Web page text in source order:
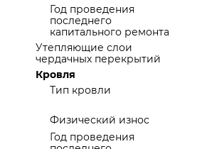
Год проведения
последнего
капитального ремонта
Утепляющие слои
чердачных перекрытий
Кровля
Тип кровли
Физический износ
Год проведения